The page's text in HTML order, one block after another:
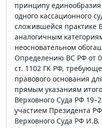
принципу
одного кассационного
сложившейся практике
аналогичным
неосновательном
Определению ВС РФ от
ст. 1102 ГК РФ,
правового основания
прямым указаниям
Верховного Суда РФ
участием Президента
Верховного Суда РФ И.В.